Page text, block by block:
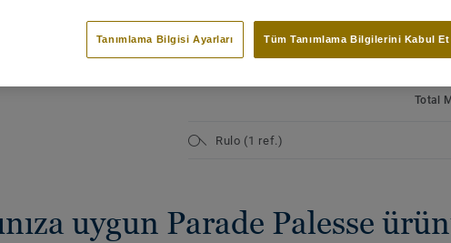
zamansız klasiklere kadar Parade
atmosfer sağlar. Rulo halı veya özel
Konut
ISO
Total
Rulo (1 ref.)
uygun Parade Palesse
Tüm Tanımlama Bilgilerini Kabul Et
Tanımlama Bilgisi Ayarları